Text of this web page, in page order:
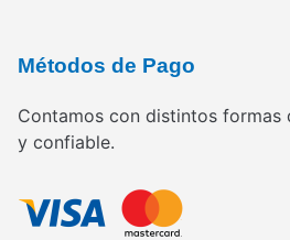
Métodos de Pago
Contamos con distintos formas
y confiable.